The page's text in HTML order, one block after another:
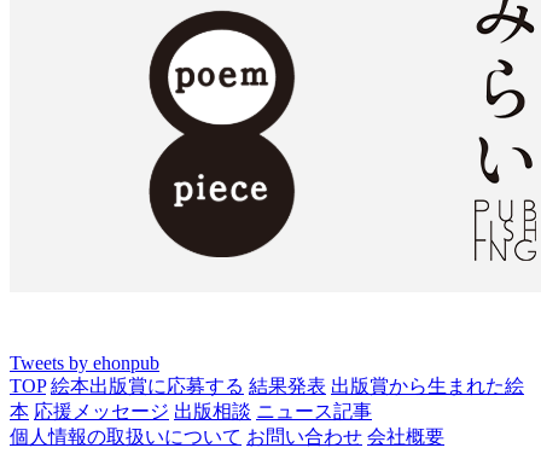
Tweets by ehonpub
TOP 絵本出版賞に応募する 結果発表 出版賞から生まれた絵
本 応援メッセージ 出版相談 ニュース記事
個人情報の取扱いについて お問い合わせ 会社概要